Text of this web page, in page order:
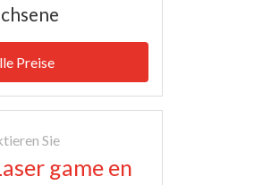
Preise
Sie
game en